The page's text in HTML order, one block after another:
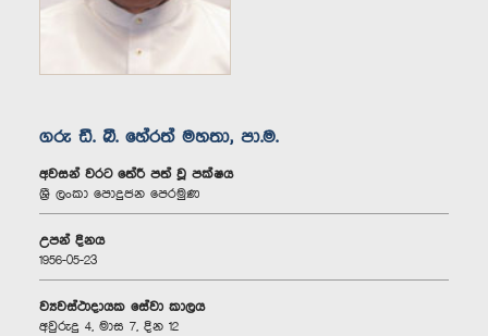
ගරු ඩී. බී. හේරත් මහතා, පා.ම.
අවසන් වරට තේරී පත් වූ පක්ෂය
ශ්‍රී ලංකා පොදුජන පෙරමුණ
උපන් දිනය
1956-05-23
ව්‍යවස්ථාදායක සේවා කාලය
අවුරුදු 4, මාස 7, දින 12